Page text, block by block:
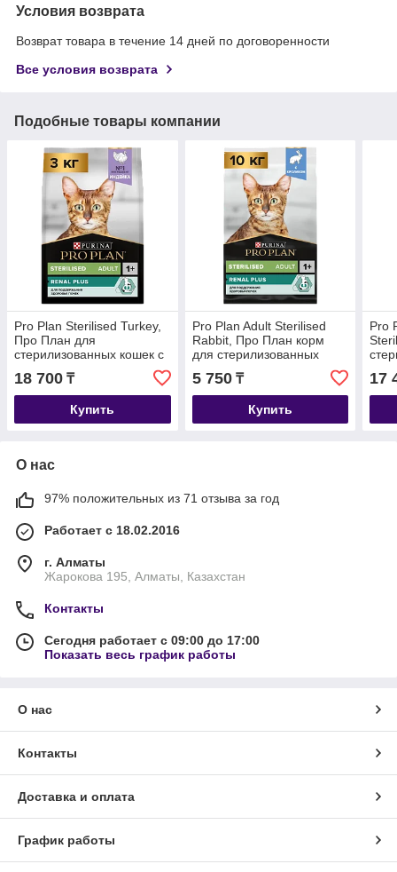
Условия возврата
Возврат товара в течение 14 дней по договоренности
Все условия возврата
Подобные товары компании
Pro Plan Sterilised Turkey,
Про План для
стерилизованных кошек с
индейкой, уп. 3кг.
18 700 ₸
Купить
Pro Plan Adult Sterilised
Rabbit, Про План корм
для стерилизованных
кошек с кроликом,
весовой 1 кг.
5 750₸
Купить
Pro
17
О нас
97% положительных из 71 отзыва за год
Работает с 18.02.2016
г. Алматы
Жарокова 195, Алматы, Казахстан
Контакты
Сегодня работает с 09:00 до 17:00
Показать весь график работы
О нас
Контакты
Доставка и оплата
График работы